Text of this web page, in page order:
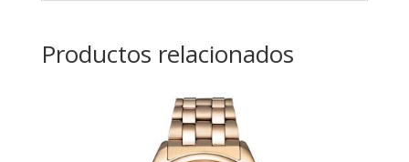
Productos relacionados